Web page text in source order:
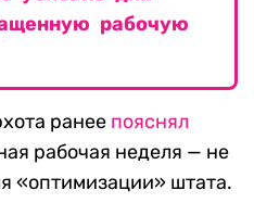
рабочую
ранее пояснял
рабочая неделя — не
«оптимизации» штата.